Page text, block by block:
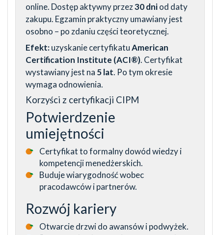
online. Dostęp aktywny przez30 dniod daty
zakupu. Egzamin praktyczny umawiany jest
osobno – po zdaniu części teoretycznej.
Efekt:uzyskanie certyfikatuAmerican
Certification Institute (ACI®). Certyfikat
wystawiany jest na 5 lat. Po tym okresie
wymaga odnowienia.
Korzyści z certyfikacji CIPM
Potwierdzenie
umiejętności
Certyfikat to formalny dowód wiedzy i
kompetencji menedżerskich.
Buduje wiarygodność wobec
pracodawców i partnerów.
Rozwój kariery
Otwarcie drzwi do awansów i podwyżek.